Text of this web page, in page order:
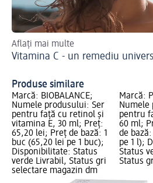
Aflați mai multe
Vitamina C - un remediu
Produse similare
Marcă: BIOBALANCE;
Numele produsului: Ser
pentru față cu retinol și
vitamina E, 30 ml; Preț:
65,20 lei; Preț de bază: 1
buc (65,20 lei pe 1 buc);
Disponibilitate: Status
verde Livrabil, Status gri
selectare magazin dm
Marcă:
Numele
pentru
60 ml;
de
pe 1 l);
Status
Status